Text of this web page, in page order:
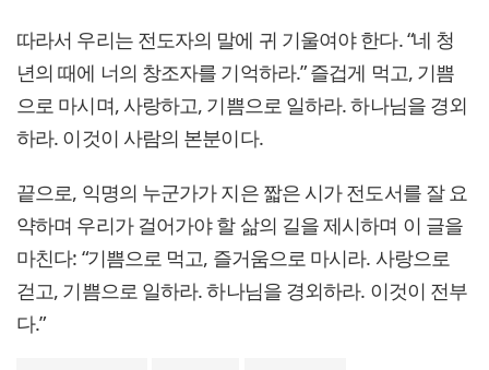
따라서 우리는 전도자의 말에 귀 기울여야 한다. “네 청
년의 때에 너의 창조자를 기억하라.” 즐겁게 먹고, 기쁨
으로 마시며, 사랑하고, 기쁨으로 일하라. 하나님을 경외
하라. 이것이 사람의 본분이다.
끝으로, 익명의 누군가가 지은 짧은 시가 전도서를 잘 요
약하며 우리가 걸어가야 할 삶의 길을 제시하며 이 글을
마친다: “기쁨으로 먹고, 즐거움으로 마시라. 사랑으로
걷고, 기쁨으로 일하라. 하나님을 경외하라. 이것이 전부
다.”